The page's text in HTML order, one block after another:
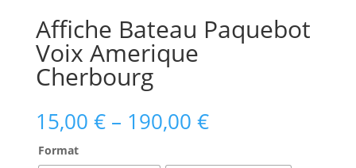
Affiche Bateau Paquebot
Voix Amerique
Cherbourg
15,00 €– 190,00 €
Format